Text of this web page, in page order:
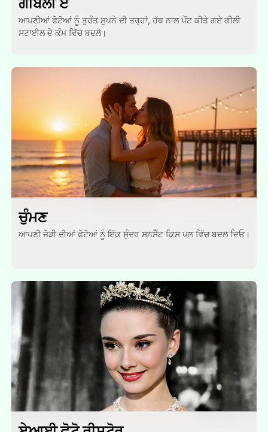
ਆਪਣੀਆਂ ਫੋਟੋਆਂ ਨੂੰ ਤੁਰੰਤ ਸੁਪਨੇ ਦੀ ਤਰ੍ਹਾਂ, ਹੱਥ ਨਾਲ ਪੇਂਟ ਕੀਤੇ ਗਏ ਗੀਲੀ
ਸਟਾਈਲ ਦੇ ਕੰਮ ਵਿੱਚ ਬਦਲੋ।
ਚੁੰਮਣ
ਆਪਣੀ ਜੋੜੀ ਦੀਆਂ ਫੋਟੋਆਂ ਨੂੰ ਇੱਕ ਸੁੰਦਰ ਸਨਸੈੱਟ ਕਿਸ ਪਲ ਵਿੱਚ ਬਦਲ ਦਿਓ।